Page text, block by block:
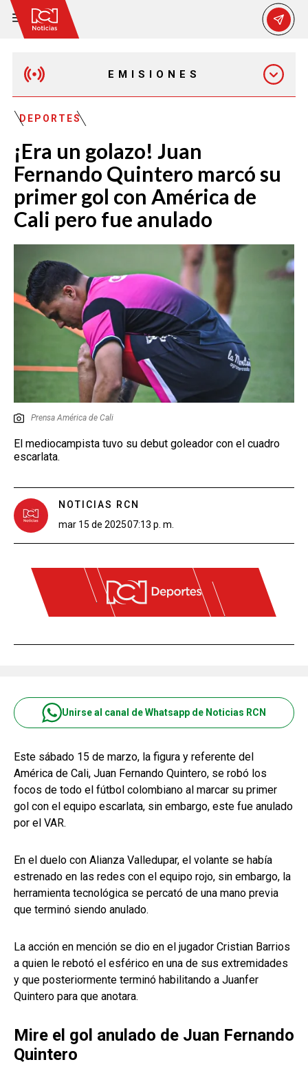
EMISIONES
EMISIÓN 12:30 PM
EMISIÓN 7:00 PM
DEPORTES
¡Era un golazo! Juan
Fernando Quintero marcó su
primer gol con América de
Cali pero fue anulado
Prensa América de Cali
El mediocampista tuvo su debut goleador con el cuadro
escarlata.
NOTICIAS RCN
mar 15 de 202507:13 p. m.
Unirse al canal de Whatsapp de Noticias RCN
Este sábado 15 de marzo, la figura y referente del
América de Cali, Juan Fernando Quintero, se robó los
focos de todo el fútbol colombiano al marcar su primer
gol con el equipo escarlata, sin embargo, este fue anulado
por el VAR.
En el duelo con Alianza Valledupar, el volante se había
estrenado en las redes con el equipo rojo, sin embargo, la
herramienta tecnológica se percató de una mano previa
que terminó siendo anulado.
La acción en mención se dio en el jugador Cristian Barrios
a quien le rebotó el esférico en una de sus extremidades
y que posteriormente terminó habilitando a Juanfer
Quintero para que anotara.
Mire el gol anulado de Juan Fernando
Quintero